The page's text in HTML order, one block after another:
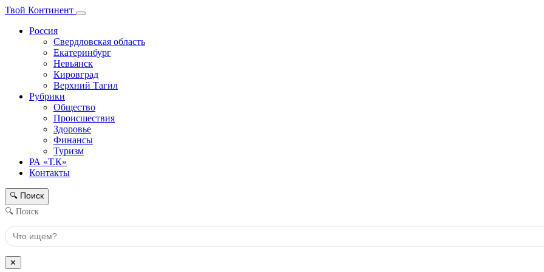
Твой Континент
Россия
Свердловская область
Екатеринбург
Невьянск
Кировград
Верхний Тагил
Рубрики
Общество
Происшествия
Здоровье
Финансы
Туризм
РА «Т.К»
Контакты
🔍 Поиск
🔍 Поиск
✕